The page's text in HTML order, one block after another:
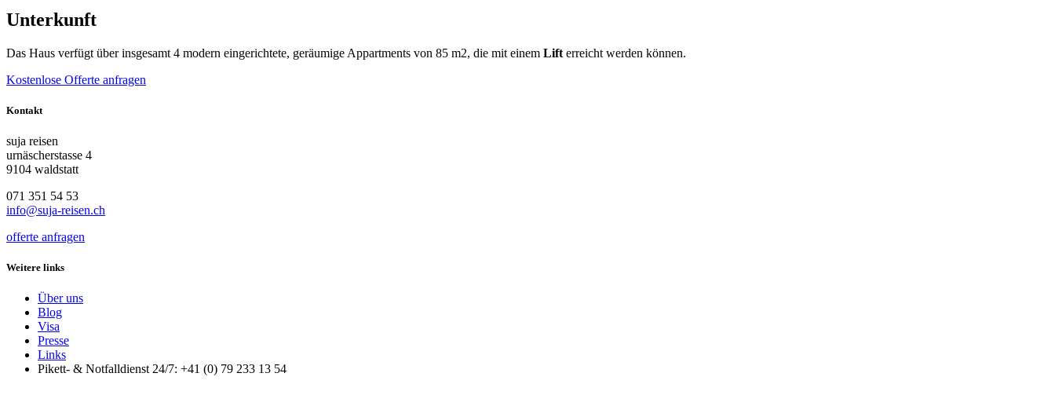
Unterkunft
Das Haus verfügt über insgesamt 4 modern eingerichtete, geräumige Appartments von 85 m2, die mit einem Lift erreicht werden können.
Kostenlose Offerte anfragen
Kontakt
suja reisen
urnäscherstasse 4
9104 waldstatt
071 351 54 53
info@suja-reisen.ch
offerte anfragen
Weitere links
Über uns
Blog
Visa
Presse
Links
Pikett- & Notfalldienst 24/7: +41 (0) 79 233 13 54